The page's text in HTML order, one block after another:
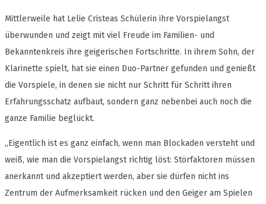
Mittlerweile hat Lelie Cristeas Schülerin ihre Vorspielangst
überwunden und zeigt mit viel Freude im Familien- und
Bekanntenkreis ihre geigerischen Fortschritte. In ihrem Sohn, der
Klarinette spielt, hat sie einen Duo-Partner gefunden und genießt
die Vorspiele, in denen sie nicht nur Schritt für Schritt ihren
Erfahrungsschatz aufbaut, sondern ganz nebenbei auch noch die
ganze Familie beglückt.
„Eigentlich ist es ganz einfach, wenn man Blockaden versteht und
weiß, wie man die Vorspielangst richtig löst: Störfaktoren müssen
anerkannt und akzeptiert werden, aber sie dürfen nicht ins
Zentrum der Aufmerksamkeit rücken und den Geiger am Spielen